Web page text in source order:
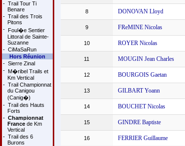
- Trail Tour Ti
Benare
- Trail des Trois
Pitons
- Foul�e Sentier
Littoral de Sainte-
Suzanne
- CiMaSaRun
Hors Réunion
- Sierre Zinal
- M�ribel Trails et
Km Vertical
- Trail Championnat
du Canigou
(Canig�)
- Trail des Hauts
Forts
- Championnat
Francede Km
Vertical
- Trail des 6
Burons
8 DONOVAN Lloyd
9 FReMINE Nicolas
10 ROYER Nicolas
11 MOUGIN Jean Charles
12 BOURGOIS Gaetan
13 GILBART Yoann
14 BOUCHET Nicolas
15 GINDRE Baptiste
16 FERRIER Guillaume